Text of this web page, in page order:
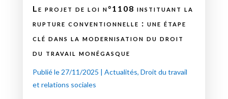
Le projet de loi n°1108 instituant la
rupture conventionnelle : une étape
clé dans la modernisation du droit
du travail monégasque
Publié le 27/11/2025 | Actualités, Droit du travail
et relations sociales